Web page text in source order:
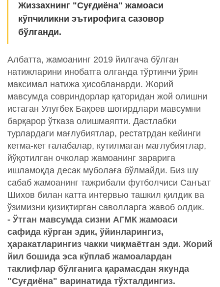
Жиззахнинг "Суғдиёна" жамоаси
кўпчиликни эътирофига сазовор
бўлганди.
Албатта, жамоанинг 2019 йилгача бўлган
натижларини инобатга олганда тўртинчи ўрин
максимал натижа ҳисобланарди. Жорий
мавсумда совриндорлар қаторидан жой олишни
истаган Улуғбек Бақоев шогирдлари мавсумни
барқарор ўтказа олишмаяпти. Дастлабки
турлардаги мағлубиятлар, рестатрдан кейинги
кетма-кет ғалабалар, кутилмаган мағлубиятлар,
йўқотилган очколар жамоанинг зарарига
ишламоқда десак муболаға бўлмайди. Биз шу
сабаб жамоанинг тажрибали футболчиси Санъат
Шихов билан катта интервью ташкил қилдик ва
ўзимизни қизиқтирган саволларга жавоб олдик.
- Ўтган мавсумда сизни АГМК жамоаси
сафида кўрган эдик, ўйинларингиз,
ҳаракатларингиз чакки чиқмаётган эди. Жорий
йил бошида эса кўплаб жамоалардан
таклифлар бўлганига қарамасдан якунда
"Суғдиёна" варинатида тўхталдингиз.